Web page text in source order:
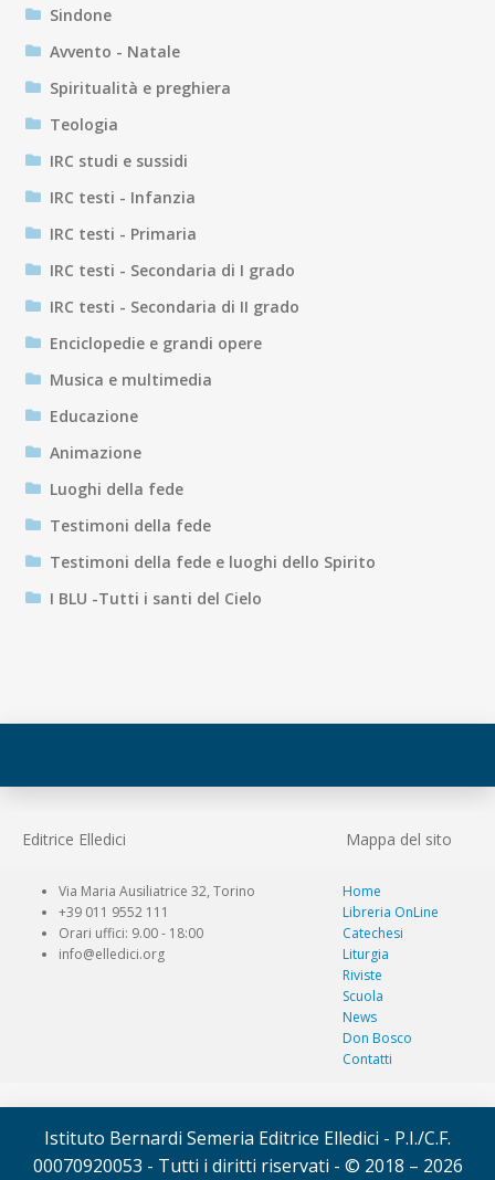
Sindone
Avvento - Natale
Spiritualità e preghiera
Teologia
IRC studi e sussidi
IRC testi - Infanzia
IRC testi - Primaria
IRC testi - Secondaria di I grado
IRC testi - Secondaria di II grado
Enciclopedie e grandi opere
Musica e multimedia
Educazione
Animazione
Luoghi della fede
Testimoni della fede
Testimoni della fede e luoghi dello Spirito
I BLU -Tutti i santi del Cielo
Editrice Elledici Mappa del sito
Via Maria Ausiliatrice 32, Torino
+39 011 9552 111
Orari uffici: 9.00 - 18:00
info@elledici.org
Home
Libreria OnLine
Catechesi
Liturgia
Riviste
Scuola
News
Don Bosco
Contatti
Istituto Bernardi Semeria Editrice Elledici - P.I./C.F.
00070920053 - Tutti i diritti riservati - © 2018 – 2026